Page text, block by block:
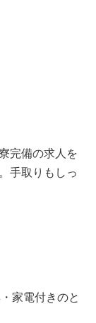
完備の求人を
手取りもしっ
家電付きのと